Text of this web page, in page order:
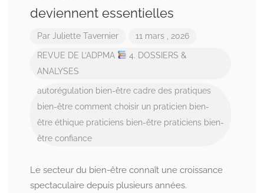
deviennent essentielles
Par Juliette Tavernier 11 mars , 2026
REVUE DE L’ADPMA
4. DOSSIERS &
ANALYSES
autorégulation bien-être cadre des pratiques
bien-être comment choisir un praticien bien-
être éthique praticiens bien-être praticiens bien-
être confiance
Le secteur du bien-être connaît une croissance
spectaculaire depuis plusieurs années.